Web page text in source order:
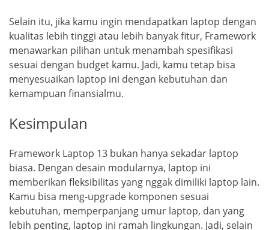
Selain itu, jika kamu ingin mendapatkan laptop dengan
kualitas lebih tinggi atau lebih banyak fitur, Framework
menawarkan pilihan untuk menambah spesifikasi
sesuai dengan budget kamu. Jadi, kamu tetap bisa
menyesuaikan laptop ini dengan kebutuhan dan
kemampuan finansialmu.
Kesimpulan
Framework Laptop 13 bukan hanya sekadar laptop
biasa. Dengan desain modularnya, laptop ini
memberikan fleksibilitas yang nggak dimiliki laptop lain.
Kamu bisa meng-upgrade komponen sesuai
kebutuhan, memperpanjang umur laptop, dan yang
lebih penting, laptop ini ramah lingkungan. Jadi, selain